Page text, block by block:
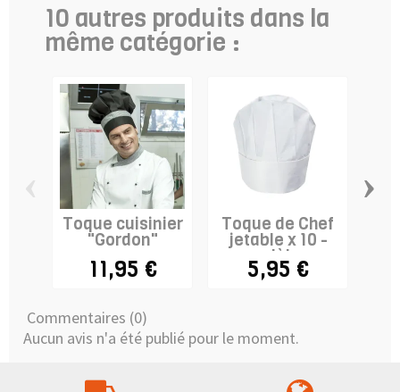
10 autres produits dans la
même catégorie :
Toque cuisinier
"Gordon"
11,95 €
Toque de Chef
jetable x 10 -
modèle...
5,95 €
›
Commentaires (0)
Aucun avis n'a été publié pour le moment.